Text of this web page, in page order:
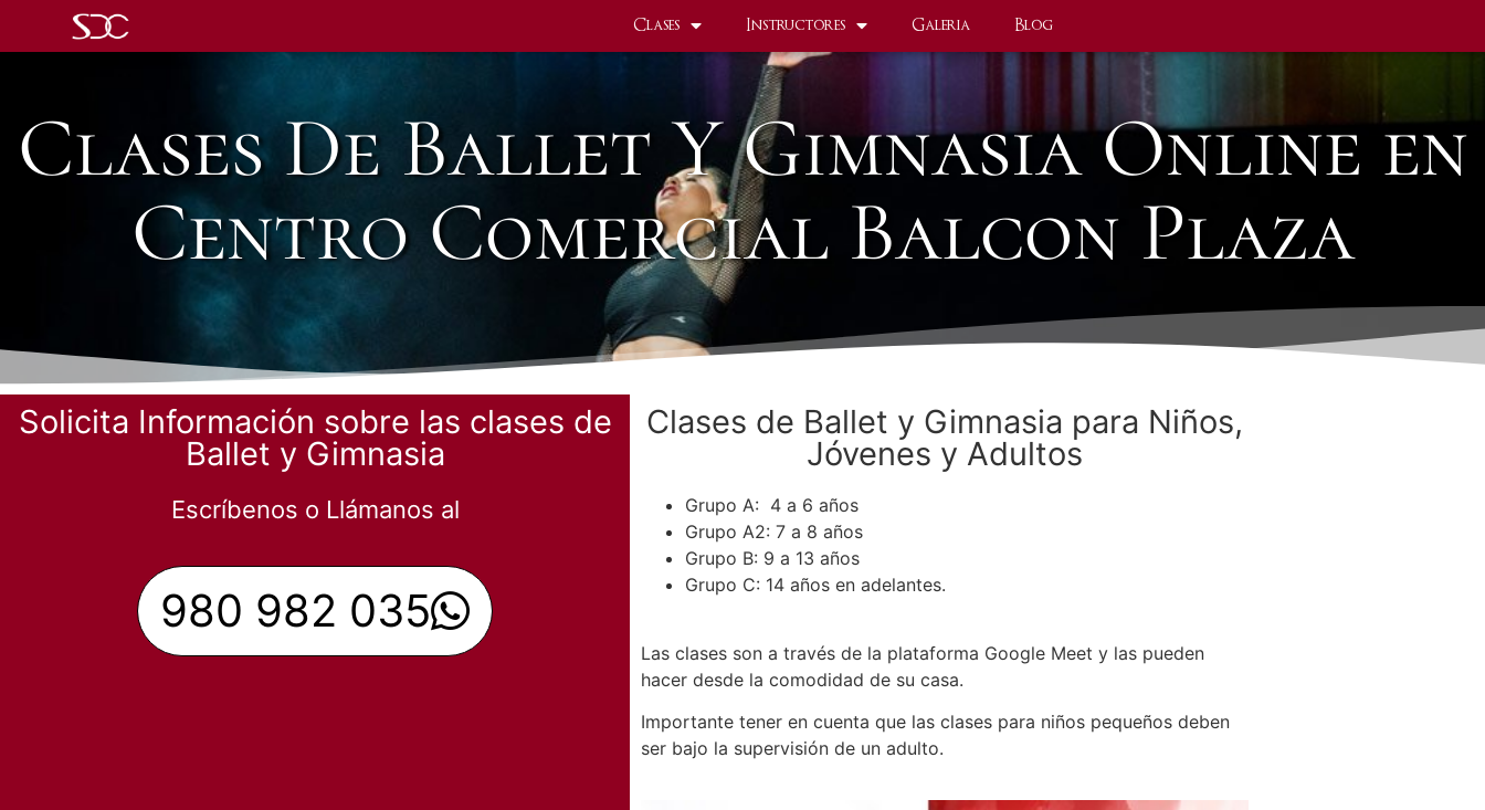
Clases Instructores Galeria Blog
Clases De Ballet Y Gimnasia Online en
Centro Comercial Balcon Plaza
Solicita Información sobre las clases de
Ballet y Gimnasia
Escríbenos o Llámanos al
980 982 035
Clases de Ballet y Gimnasia para Niños,
Jóvenes y Adultos
Grupo A: 4 a 6 años
Grupo A2: 7 a 8 años
Grupo B: 9 a 13 años
Grupo C: 14 años en adelantes.
Las clases son a través de la plataforma Google Meet y las pueden
hacer desde la comodidad de su casa.
Importante tener en cuenta que las clases para niños pequeños deben
ser bajo la supervisión de un adulto.